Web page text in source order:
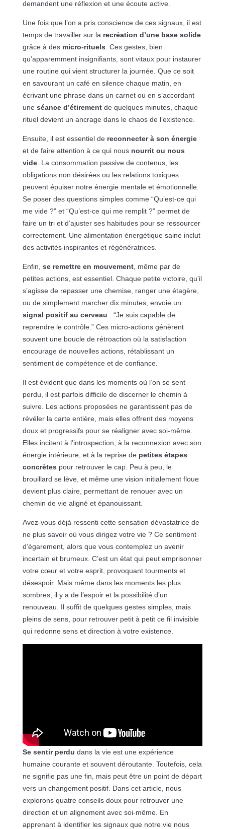
demandent une réflexion et une écoute active.
Une fois que l’on a pris conscience de ces signaux, il est
temps de travailler sur la recréation d’une base solide
grâce à des micro-rituels . Ces gestes, bien
qu’apparemment insignifiants, sont vitaux pour instaurer
une routine qui vient structurer la journée. Que ce soit
en savourant un café en silence chaque matin, en
écrivant une phrase dans un carnet ou en s’accordant
une séance d’étirementde quelques minutes, chaque
rituel devient un ancrage dans le chaos de l’existence.
Ensuite, il est essentiel de reconnecter à son énergie
et de faire attention à ce qui nous nourrit ou nous
vide. La consommation passive de contenus, les
obligations non désirées ou les relations toxiques
peuvent épuiser notre énergie mentale et émotionnelle.
Se poser des questions simples comme “Qu’est-ce qui
me vide ?” et “Qu’est-ce qui me remplit ?” permet de
faire un tri et d’ajuster ses habitudes pour se ressourcer
correctement. Une alimentation énergétique saine inclut
des activités inspirantes et régénératrices.
Enfin, se remettre en mouvement, même par de
petites actions, est essentiel. Chaque petite victoire, qu’il
s’agisse de repasser une chemise, ranger une étagère,
ou de simplement marcher dix minutes, envoie un
signal positif au cerveau : “Je suis capable de
reprendre le contrôle.” Ces micro-actions génèrent
souvent une boucle de rétroaction où la satisfaction
encourage de nouvelles actions, rétablissant un
sentiment de compétence et de confiance.
Il est évident que dans les moments où l’on se sent
perdu, il est parfois difficile de discerner le chemin à
suivre. Les actions proposées ne garantissent pas de
révéler la carte entière, mais elles offrent des moyens
doux et progressifs pour se réaligner avec soi-même.
Elles incitent à l’introspection, à la reconnexion avec son
énergie intérieure, et à la reprise de petites étapes
concrètes pour retrouver le cap. Peu à peu, le
brouillard se lève, et même une vision initialement floue
devient plus claire, permettant de renouer avec un
chemin de vie aligné et épanouissant.
Avez-vous déjà ressenti cette sensation dévastatrice de
ne plus savoir où vous dirigez votre vie ? Ce sentiment
d’égarement, alors que vous contemplez un avenir
incertain et brumeux. C’est un état qui peut emprisonner
votre cœur et votre esprit, provoquant tourments et
désespoir. Mais même dans les moments les plus
sombres, il y a de l’espoir et la possibilité d’un
renouveau. Il suffit de quelques gestes simples, mais
pleins de sens, pour retrouver petit à petit ce fil invisible
qui redonne sens et direction à votre existence.
Se sentir perdu dans la vie est une expérience
humaine courante et souvent déroutante. Toutefois, cela
ne signifie pas une fin, mais peut être un point de départ
vers un changement positif. Dans cet article, nous
explorons quatre conseils doux pour retrouver une
direction et un alignement avec soi-même. En
apprenant à identifier les signaux que notre vie nous